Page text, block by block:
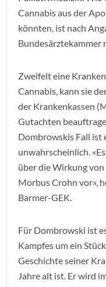
Cannabis aus der
könnten, ist nach
Bundesärztekammer
Zweifelt eine
Cannabis, kann sie
der Krankenkassen
Gutachten
Dombrowskis Fall ist
unwahrscheinlich.
über die Wirkung
Morbus Crohn vor»,
Barmer-GEK.
Für Dombrowski ist
Kampfes um ein
Geschichte seiner
Jahre alt ist. Er wird